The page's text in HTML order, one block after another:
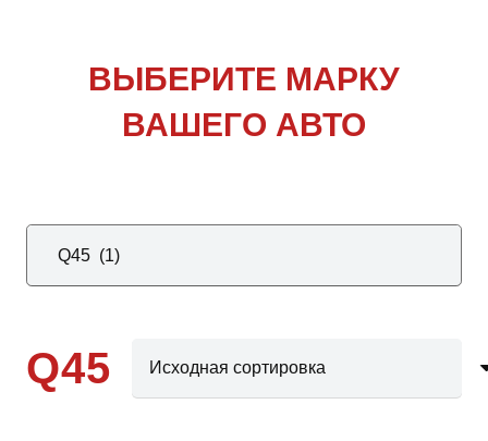
ВЫБЕРИТЕ МАРКУ
ВАШЕГО АВТО
Q45